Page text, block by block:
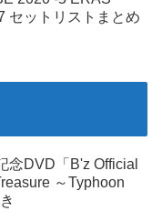
セットリストまとめ
念DVD「B'z Official
～Typhoon